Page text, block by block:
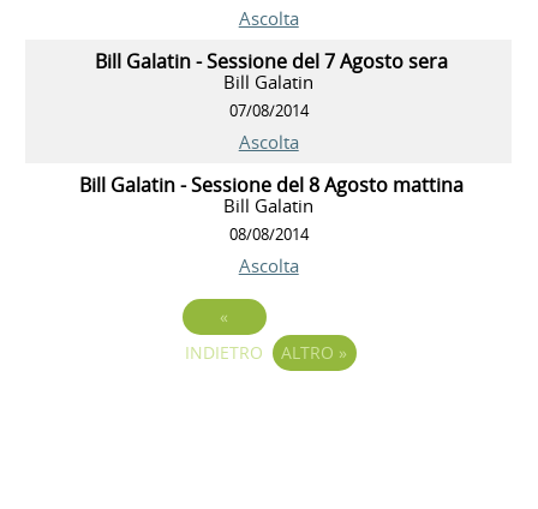
Ascolta
Bill Galatin - Sessione del 7 Agosto sera
Bill Galatin
07/08/2014
Ascolta
Bill Galatin - Sessione del 8 Agosto mattina
Bill Galatin
08/08/2014
Ascolta
«
INDIETRO
ALTRO »